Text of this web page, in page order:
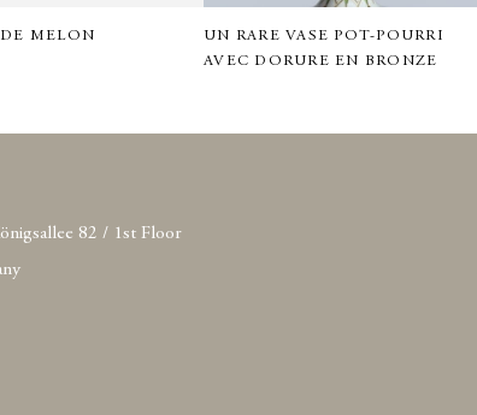
MELON
UN RARE VASE POT-POURRI
AVEC DORURE EN BRONZE
82 / 1st Floor